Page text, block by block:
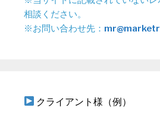
相談ください。
※お問い合わせ先：
クライアント様（例）